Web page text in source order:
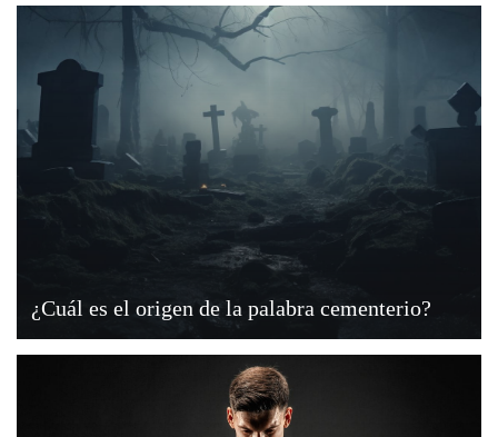
¿Cuál es el origen de la palabra cementerio?